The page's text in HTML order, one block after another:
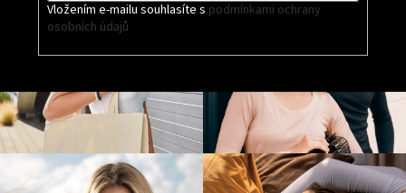
Vložením e-mailu souhlasíte s podmínkami ochrany
osobních údajů